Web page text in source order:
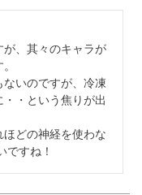
が、其々のキャラが
いのですが、冷凍
・という焦りが出
どの神経を使わな
ですね！